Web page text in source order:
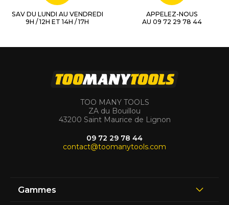
SAV DU LUNDI AU VENDREDI
9H / 12H ET 14H / 17H
APPELEZ-NOUS
AU 09 72 29 78 44
TOO MANY TOOLS
ZA du Bouillou
43200 Saint Maurice de Lignon
09 72 29 78 44
contact@toomanytools.com
Gammes